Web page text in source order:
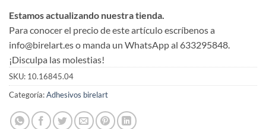
Estamos actualizando nuestra tienda.
Para conocer el precio de este artículo escríbenos a
info@birelart.es o manda un WhatsApp al 633295848.
¡Disculpa las molestias!
SKU: 10.16845.04
Categoría:Adhesivos birelart